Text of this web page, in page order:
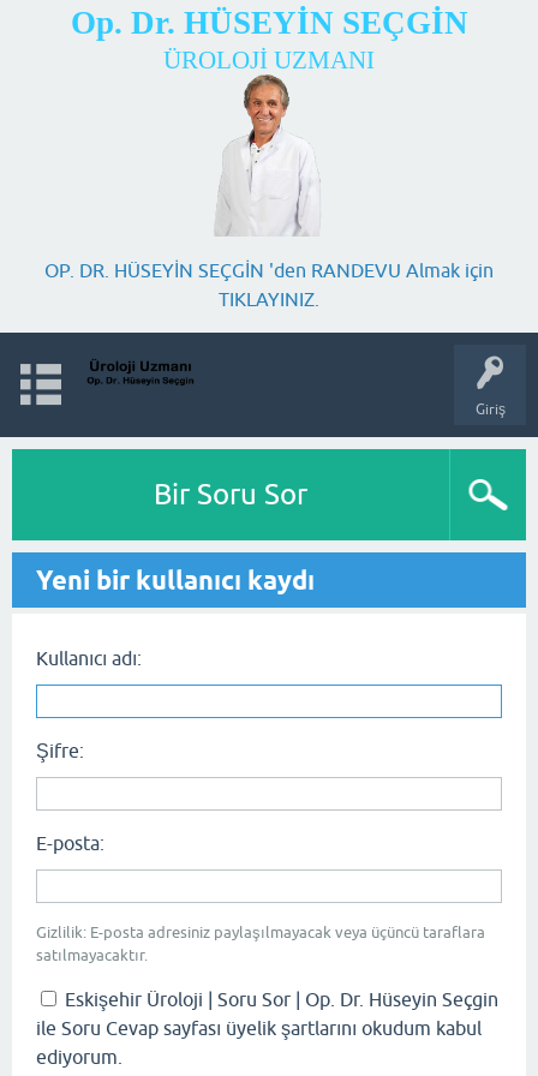
Op. Dr. HÜSEYİN SEÇGİN
ÜROLOJİ UZMANI
OP. DR. HÜSEYİN SEÇGİN 'den RANDEVU Almak için
TIKLAYINIZ.
Giriş
Bir Soru Sor
Yeni bir kullanıcı kaydı
Kullanıcı adı:
Şifre:
E-posta:
Gizlilik: E-posta adresiniz paylaşılmayacak veya üçüncü taraflara
satılmayacaktır.
Eskişehir Üroloji | Soru Sor | Op. Dr. Hüseyin Seçgin
ile Soru Cevap sayfası üyelik şartlarını okudum kabul
ediyorum.